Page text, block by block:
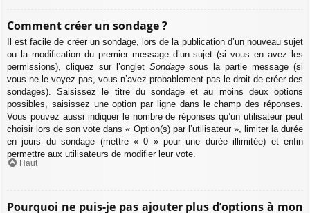
Comment créer un sondage ?
Il est facile de créer un sondage, lors de la publication d’un nouveau sujet
ou la modification du premier message d’un sujet (si vous en avez les
permissions), cliquez sur l’onglet Sondagesous la partie message (si
vous ne le voyez pas, vous n’avez probablement pas le droit de créer des
sondages). Saisissez le titre du sondage et au moins deux options
possibles, saisissez une option par ligne dans le champ des réponses.
Vous pouvez aussi indiquer le nombre de réponses qu’un utilisateur peut
choisir lors de son vote dans « Option(s) par l’utilisateur », limiter la durée
en jours du sondage (mettre « 0 » pour une durée illimitée) et enfin
permettre aux utilisateurs de modifier leur vote.
Haut
Pourquoi ne puis-je pas ajouter plus d’options à mon